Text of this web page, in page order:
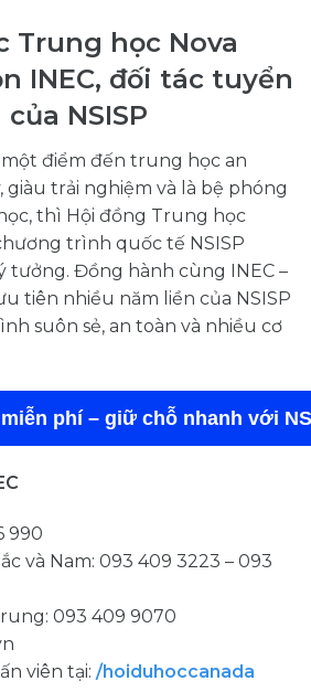
Trung học Nova
INEC, đối tác tuyển
NSISP
điểm đến trung học an
giàu trải nghiệm và là bệ phóng
thì Hội đồng Trung học
trình quốc tế NSISP
tưởng. Đồng hành cùng INEC –
tiên nhiều năm liền của NSISP
suôn sẻ, an toàn và nhiều cơ
phí – giữ chỗ nhanh với
990
và Nam: 093 409 3223 – 093
093 409 9070
viên tại: /hoiduhoccanada